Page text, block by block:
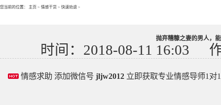
您当前的位置： 主页 > 情感干货 > 快速劝退 >
抛弃糟糠之妻的男人，
时间：2018-08-11 16:03
情感求助 添加微信号 jljw2012 立即获取专业情感导师1对